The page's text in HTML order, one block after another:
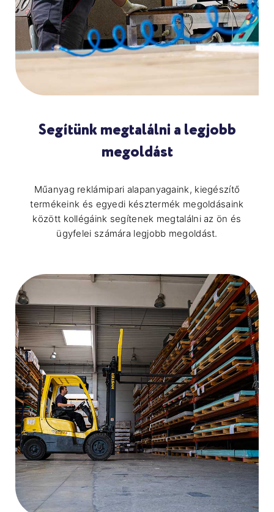
Segítünk megtalálni a legjobb
megoldást
Műanyag reklámipari alapanyagaink, kiegészítő
termékeink és egyedi késztermék megoldásaink
között kollégáink segítenek megtalálni az ön és
ügyfelei számára legjobb megoldást.